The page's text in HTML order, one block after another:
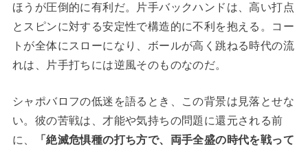
ほうが圧倒的に有利だ。片手バックハンドは、高い打点
とスピンに対する安定性で構造的に不利を抱える。コー
トが全体にスローになり、ボールが高く跳ねる時代の流
れは、片手打ちには逆風そのものなのだ。
シャポバロフの低迷を語るとき、この背景は見落とせな
い。彼の苦戦は、才能や気持ちの問題に還元される前
に、
「絶滅危惧種の打ち方で、両手全盛の時代を戦って